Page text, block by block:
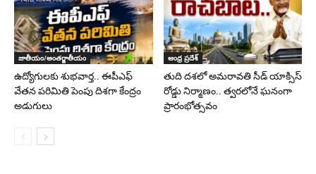
జాతీయం/అంతర్జాతీయం
ఉద్యోగులకు శుభవార్త.. ఈపీఎఫ్‌
వేతన పరిమితి పెంపు దిశగా కేంద్రం
అడుగులు
ఆంధ్ర ప్రదేశ్
తుది దశలో అమరావతి సీడ్ యాక్సిస్
రోడ్డు నిర్మాణం.. త్వరలోనే ఘనంగా
ప్రారంభోత్సవం